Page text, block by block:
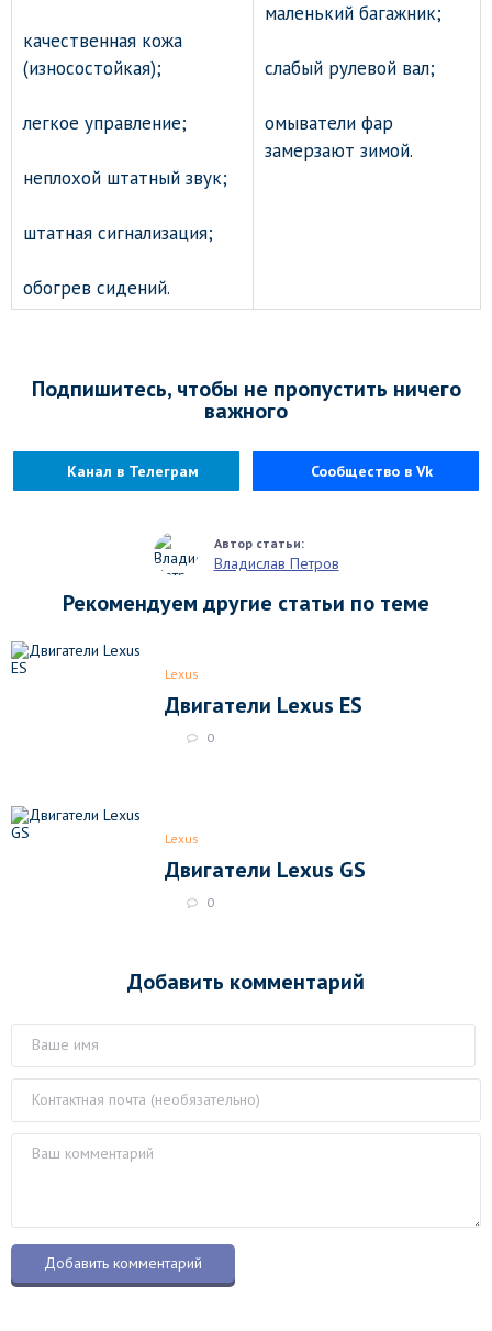
качественная кожа
(износостойкая);
легкое управление;
неплохой штатный звук;
штатная сигнализация;
обогрев сидений.
маленький багажник;
слабый рулевой вал;
омыватели фар
замерзают зимой.
Подпишитесь, чтобы не пропустить ничего
важного
Канал в Телеграм Сообщество в Vk
Владислав Петров
Рекомендуем другие статьи по теме
Lexus
Двигатели Lexus ES
0
Lexus
Двигатели Lexus GS
0
Добавить комментарий